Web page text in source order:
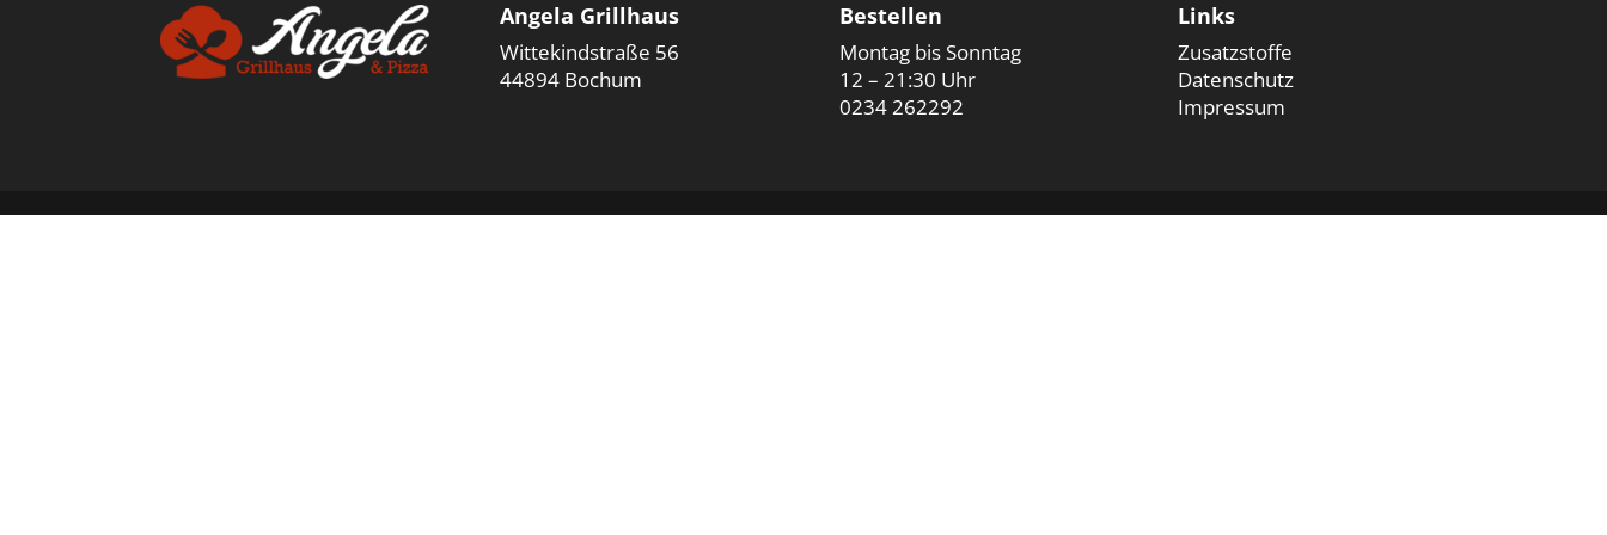
Angela Grillhaus
Wittekindstraße 56
44894 Bochum
Bestellen
Montag bis Sonntag
12 – 21:30 Uhr
0234 262292
Links
Zusatzstoffe
Datenschutz
Impressum